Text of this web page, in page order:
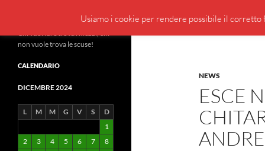
Vai
contenuto
NEWS
ESCE
Chi vuol fare trova i mezzi, chi
non vuole trova le scuse!
CALENDARIO
DICEMBRE 2024
L M M G V S
D
1
2
3 4 5 6 7
8
Usiamo i cookie per rendere possibile il